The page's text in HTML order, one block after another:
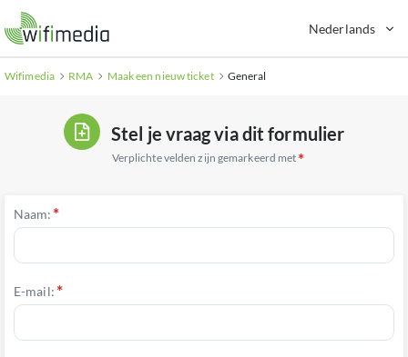
naar
Nederlands
Wifimedia RMA Maak een nieuw ticket General
Stel je vraag via dit formulier
Verplichte velden zijn gemarkeerd met
Naam:
E-mail: